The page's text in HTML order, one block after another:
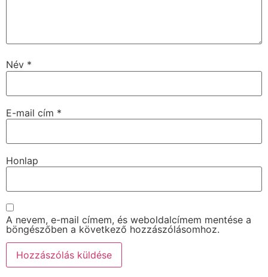
Név *
E-mail cím *
Honlap
A nevem, e-mail címem, és weboldalcímem mentése a
böngészőben a következő hozzászólásomhoz.